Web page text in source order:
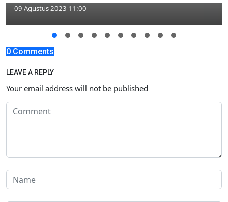
09 Agustus 2023 11:00
0 Comments
LEAVE A REPLY
Your email address will not be published